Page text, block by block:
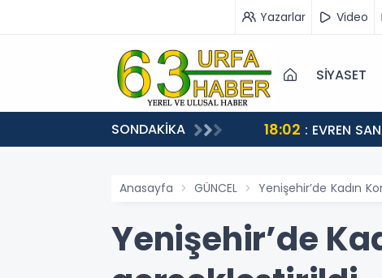
Yazarlar Video
SİYASET
SONDAKİKA 18:02 : EVREN
Anasayfa GÜNCEL Yenişehir’de Kadın
Yenişehir’de